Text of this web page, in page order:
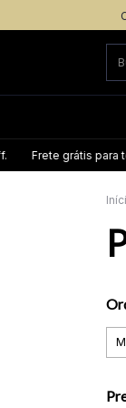
grátis para todo